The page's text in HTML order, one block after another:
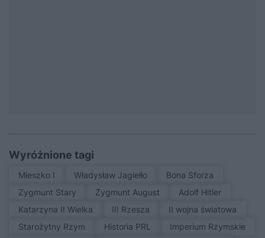
Wyróżnione tagi
Mieszko I Władysław Jagiełło
Bona Sforza
Zygmunt Stary
Zygmunt August
Adolf Hitler
Katarzyna II Wielka
III Rzesza
II wojna światowa
Starożytny Rzym
Historia PRL
Imperium Rzymskie